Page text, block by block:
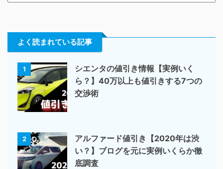
よく読まれている記事
1
シエンタの値引き情報【実例いく
ら？】40万以上も値引きする7つの
交渉術
2
アルファード値引き【2020年は渋
い？】ブログを元に実例いくらか徹
底調査